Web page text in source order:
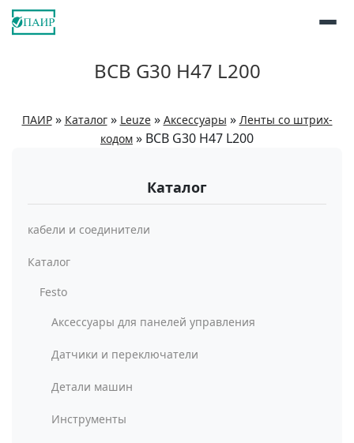
BCB G30 H47 L200
ПАИР» Каталог» Leuze» Аксессуары » Ленты со штрих-
кодом » BCB G30 H47 L200
Каталог
кабели и соединители
Каталог
Festo
Аксессуары для панелей управления
Датчики и переключатели
Детали машин
Инструменты